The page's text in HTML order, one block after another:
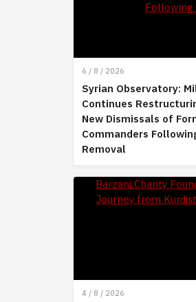
6 / 8 / 2026
Syrian Observatory:
Continues
New Dismissals of
Commanders
Removal
4 / 8 / 2026